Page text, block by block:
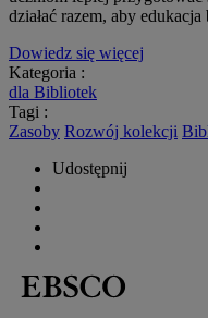
działać razem, aby edukacja
Dowiedz się więcej
Kategoria :
dla Bibliotek
Tagi :
Zasoby Rozwój kolekcji
Udostępnij